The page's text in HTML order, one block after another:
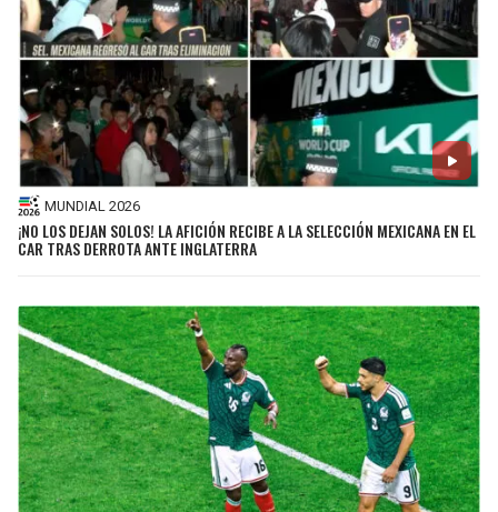
MUNDIAL 2026
¡NO LOS DEJAN SOLOS! LA AFICIÓN RECIBE A LA SELECCIÓN MEXICANA EN EL
CAR TRAS DERROTA ANTE INGLATERRA